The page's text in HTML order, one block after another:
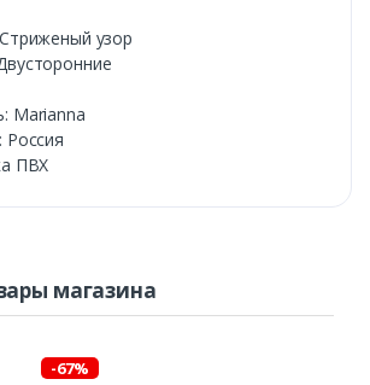
узор
Marianna
Россия
ПВХ
магазина
-67%